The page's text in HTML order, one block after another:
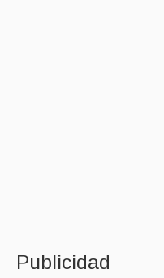
Publicidad